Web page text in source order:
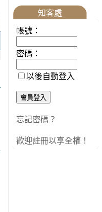
知客處
帳號：
密碼：
以後自動登入
忘記密碼？
歡迎註冊以享全權！